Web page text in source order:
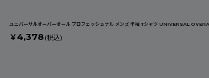
ユニバーサルオーバーオール プロフェッショナル メンズ 半袖 Tシャツ UNIVERSAL
￥4,378 (税込)